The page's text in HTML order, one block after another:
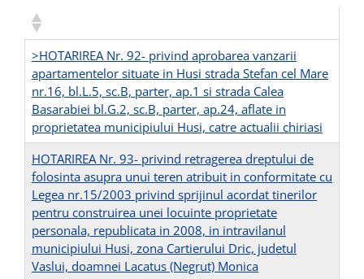
>HOTARIREA Nr. 92- privind aprobarea vanzarii
apartamentelor situate in Husi strada Stefan cel Mare
nr.16, bl.L.5, sc.B, parter, ap.1 si strada Calea
Basarabiei bl.G.2, sc.B, parter, ap.24, aflate in
proprietatea municipiului Husi, catre actualii chiriasi
HOTARIREA Nr. 93- privind retragerea dreptului de
folosinta asupra unui teren atribuit in conformitate cu
Legea nr.15/2003 privind sprijinul acordat tinerilor
pentru construirea unei locuinte proprietate
personala, republicata in 2008, in intravilanul
municipiului Husi, zona Cartierului Dric, judetul
Vaslui, doamnei Lacatus (Negrut) Monica